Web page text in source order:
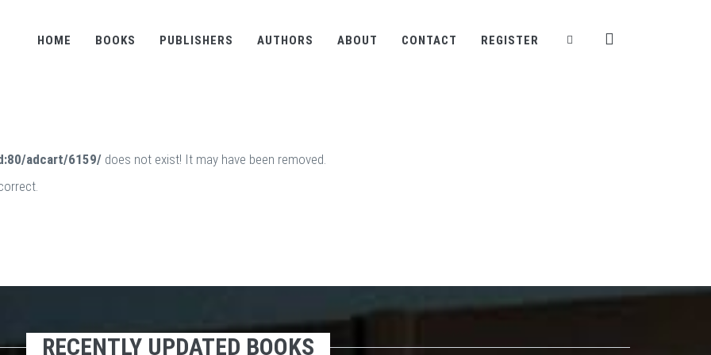
HOME BOOKS PUBLISHERS AUTHORS ABOUT CONTACT REGISTER
adcart/6159/ does not exist! It may have been removed.
RECENTLY UPDATED BOOKS